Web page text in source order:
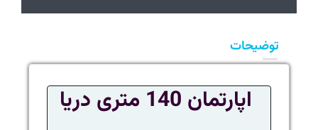
توضیحات
اپارتمان 140 متری دریا